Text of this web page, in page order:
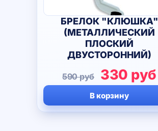
БРЕЛОК "КЛЮШКА"
(МЕТАЛЛИЧЕСКИЙ
ПЛОСКИЙ
ДВУСТОРОННИЙ)
590руб
цена
330 руб
В корзину